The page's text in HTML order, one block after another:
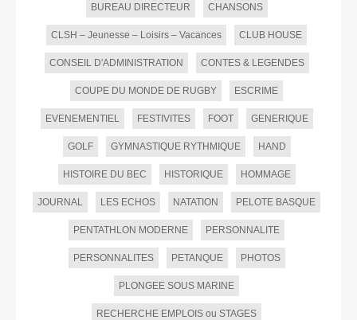
BUREAU DIRECTEUR CHANSONS
CLSH – Jeunesse – Loisirs – Vacances CLUB HOUSE
CONSEIL D'ADMINISTRATION CONTES & LEGENDES
COUPE DU MONDE DE RUGBY ESCRIME
EVENEMENTIEL FESTIVITES FOOT GENERIQUE
GOLF GYMNASTIQUE RYTHMIQUE HAND
HISTOIRE DU BEC HISTORIQUE HOMMAGE
JOURNAL LES ECHOS NATATION PELOTE BASQUE
PENTATHLON MODERNE PERSONNALITE
PERSONNALITES PETANQUE PHOTOS
PLONGEE SOUS MARINE
RECHERCHE EMPLOIS ou STAGES